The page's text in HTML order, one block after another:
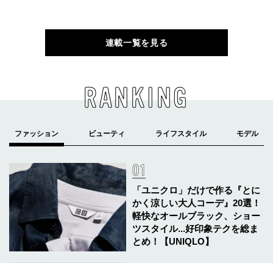
連載一覧を見る
RANKING
「ユニクロ」だけで作る『とに
かく涼しい大人コーデ』20選！
軽快なオールブラック、ショー
ツスタイル...好印象テクを総ま
とめ！【UNIQLO】